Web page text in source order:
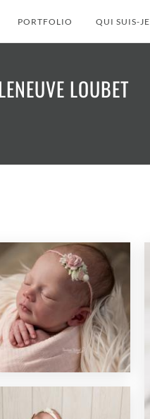
PORTFOLIO QUI SUIS-JE
LOUBET